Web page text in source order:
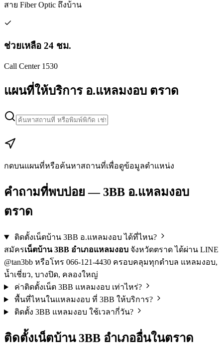
สาย Fiber Optic ถึงบ้าน
ช่วยเหลือ 24 ชม.
Call Center 1530
แผนที่ให้บริการ อ.แหลมงอบ ตราด
+
กดบนแผนที่หรือค้นหาสถานที่เพื่อดูข้อมูลตำแหน่ง
คำถามที่พบบ่อย — 3BB อ.แหลมงอบ
ตราด
ติดตั้งเน็ตบ้าน 3BB อ.แหลมงอบ ได้ที่ไหน?
สมัครเน็ตบ้าน 3BB อำเภอแหลมงอบ จังหวัดตราด ได้ผ่าน LINE
@tan3bb หรือโทร 066-121-4430 ครอบคลุมทุกตำบล แหลมงอบ,
น้ำเชี่ยว, บางปิด, คลองใหญ่
ค่าติดตั้งเน็ต 3BB แหลมงอบ เท่าไหร่?
พื้นที่ไหนในแหลมงอบ ที่ 3BB ให้บริการ?
ติดตั้ง 3BB แหลมงอบ ใช้เวลากี่วัน?
ติดตั้งเน็ตบ้าน 3BB อำเภออื่นในตราด